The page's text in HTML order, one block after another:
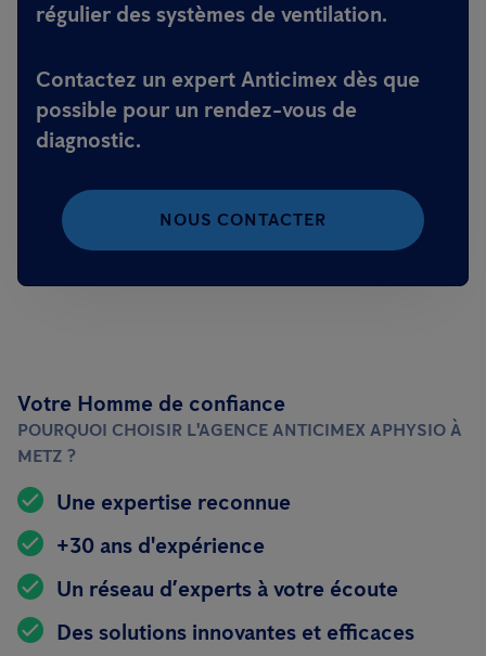
régulier des systèmes de ventilation.
Contactez un expert Anticimex dès que
possible pour un rendez-vous de
diagnostic.
NOUS CONTACTER
Votre Homme de confiance
POURQUOI CHOISIR L'AGENCE ANTICIMEX APHYSIO À
METZ ?
Une expertise reconnue
+30 ans d'expérience
Un réseau d’experts à votre écoute
Des solutions innovantes et efficaces